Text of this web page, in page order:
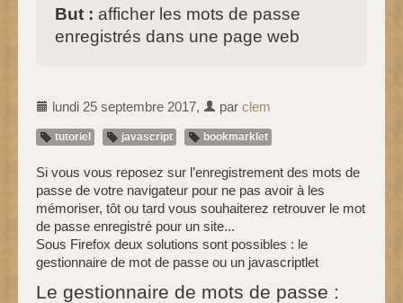
But : afficher les mots de passe
enregistrés dans une page web
lundi 25 septembre 2017, par clem
tutoriel javascript bookmarklet
Si vous vous reposez sur l’enregistrement des mots de
passe de votre navigateur pour ne pas avoir à les
mémoriser, tôt ou tard vous souhaiterez retrouver le mot
de passe enregistré pour un site...
Sous Firefox deux solutions sont possibles : le
gestionnaire de mot de passe ou un javascriptlet
Le gestionnaire de mots de passe :